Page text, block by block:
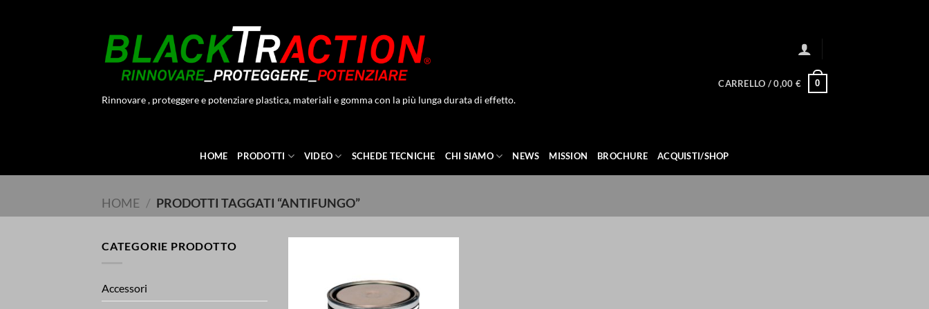
Rinnovare , proteggere e potenziare plastica, materiali e gomma con la più lunga durata di effetto.
CARRELLO /0,00 € 0
HOME PRODOTTI VIDEO SCHEDE TECNICHE CHI SIAMO NEWS MISSION BROCHURE ACQUISTI/SHOP
HOME / PRODOTTI TAGGATI “ANTIFUNGO”
CATEGORIE PRODOTTO
Accessori